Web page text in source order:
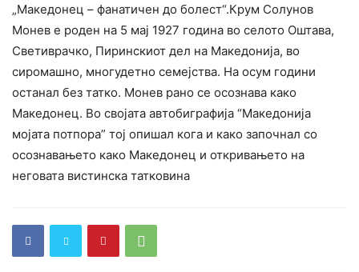
„Македонец – фанатичен до болест“.Крум Солунов
Монев е роден на 5 мај 1927 година во селото Оштава,
Светиврачко, Пиринскиот дел на Македонија, во
сиромашно, многудетно семејства. На осум години
останал без татко. Монев рано се осознава како
Македонец. Во својата автобиграфија “Македонија
мојата потпора” тој опишал кога и како започнал со
осознавањето како Македонец и откривањето на
неговата вистинска татковина